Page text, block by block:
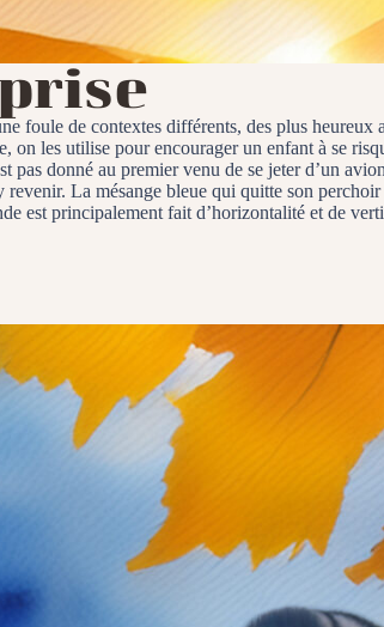
foule de contextes différents, des plus heureux
on les utilise pour encourager un enfant à se
pas donné au premier venu de se jeter d’un
La mésange bleue qui quitte son
est principalement fait d’horizontalité et de